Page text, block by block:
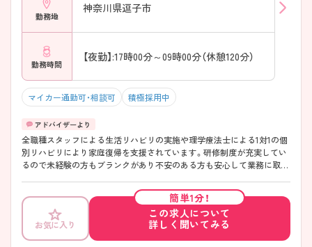
勤務地
神奈川県逗子市
勤務時間
【夜勤】:17時00分～09時00分（休憩120分）
マイカー通勤可・相談可 積極採用中
全職種スタッフによる生活リハビリの実施や理学療法士による1対1の個
別リハビリにより家庭復帰を支援されています。研修制度が充実してい
るので未経験の方もブランクがあり不安のある方も安心して業務に取り
対策ポイントなど、さらに詳細をお話しいたしますのでお気軽にご相談
ください。
お気に入り
簡単1分！
この求人について
詳しく聞いてみる